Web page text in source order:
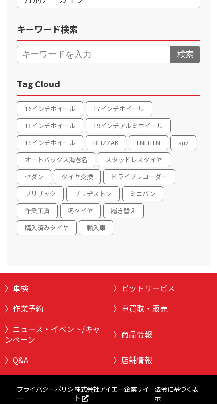
キーワード検索
検索
Tag Cloud
16インチホイール
17インチホイール
18インチホイール
19インチアルミホイール
19インチホイール
BLIZZAK ENLITEN
suv
オートバックス海老名
スタッドレスタイヤ
セダン
タイヤ交換
ドライブレコーダー
ブリザック
ブリヂストン
ミニバン
作業工賃
冬タイヤ
履き替え
購入済みタイヤ
輸入車
車検
ピットサービス
作業予約
車買取・販売
ニュース・イベント/キャ
ンペーン
商品情報
Q&A 店舗情報
プライバシーポリシ
ー
株式会社アイエー企業サイ
ト
法令に基づく表
示